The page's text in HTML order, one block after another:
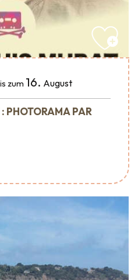
zum 16. August
PHOTORAMA PAR